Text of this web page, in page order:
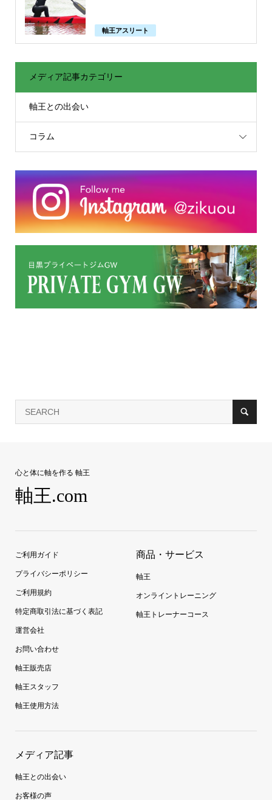
軸王アスリート
メディア記事カテゴリー
軸王との出会い
コラム
心と体に軸を作る 軸王
軸王.com
ご利用ガイド
プライバシーポリシー
ご利用規約
特定商取引法に基づく表記
運営会社
お問い合わせ
軸王販売店
軸王スタッフ
軸王使用方法
商品・サービス
軸王
オンライントレーニング
軸王トレーナーコース
メディア記事
軸王との出会い
お客様の声